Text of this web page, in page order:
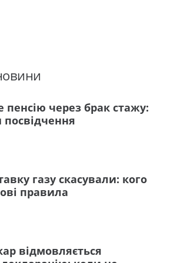
пенсію через брак стажу:
газу скасували: кого
правила
відмовляється